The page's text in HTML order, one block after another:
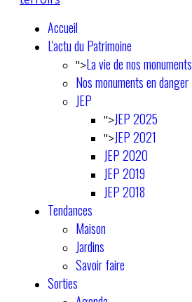
Accueil
L'actu du Patrimoine
">La vie de nos monuments
Nos monuments en danger
JEP
">JEP 2025
">JEP 2021
JEP 2020
JEP 2019
JEP 2018
Tendances
Maison
Jardins
Savoir faire
Sorties